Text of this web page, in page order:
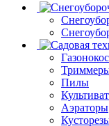
Пилы
Аэраторы